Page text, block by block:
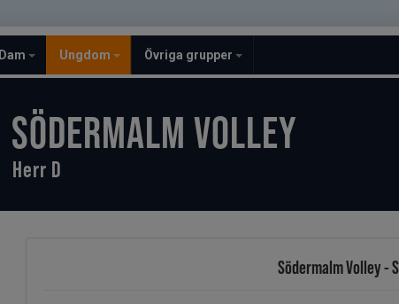
Dam Ungdom Övriga grupper
SÖDERMALM VOLLEY
Herr D
Södermalm Volley -